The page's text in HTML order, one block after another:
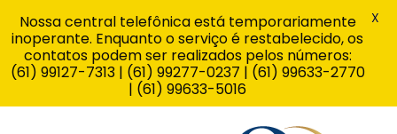
Nossa central telefônica está temporariamente
inoperante. Enquanto o serviço é restabelecido, os
contatos podem ser realizados pelos números:
(61) 99127-7313 | (61) 99277-0237 | (61) 99633-2770
| (61) 99633-5016
X